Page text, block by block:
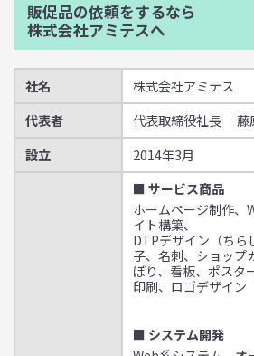
販促品の依頼をするなら
株式会社アミテスへ
社名
株式会社アミテス
代表者
代表取締役社長 藤
設立
2014年3月
■ サービス商品
ホームページ制作、
イト構築、
DTPデザイン（ちら
子、名刺、ショップ
ぼり、看板、ポスター
印刷、ロゴデザイン
■ システム開発